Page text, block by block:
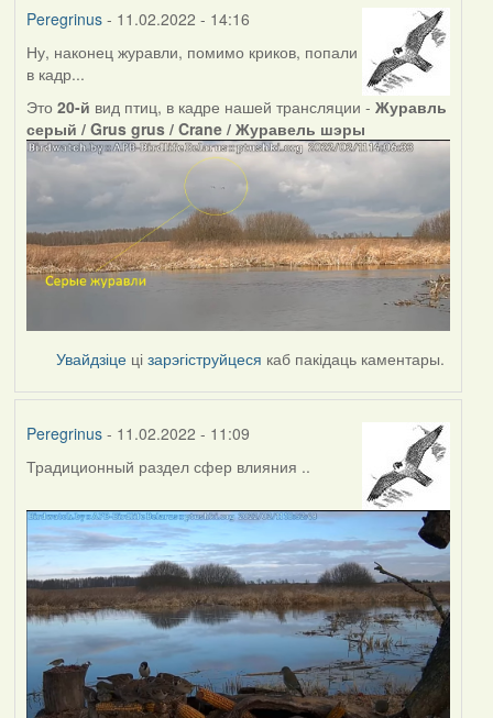
Peregrinus- 11.02.2022 - 14:16
Ну, наконец журавли, помимо криков, попали
в кадр...
Это 20-й вид птиц, в кадре нашей трансляции - Журавль
серый / Grus grus / Crane / Журавель шэры
Увайдзіце цізарэгіструйцеся каб пакідаць каментары.
Peregrinus- 11.02.2022 - 11:09
Традиционный раздел сфер влияния ..